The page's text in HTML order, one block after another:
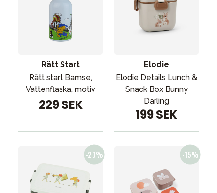
Rätt Start
Rätt start Bamse,
Vattenflaska, motiv
229 SEK
Elodie
Elodie Details Lunch &
Snack Box Bunny
Darling
199 SEK